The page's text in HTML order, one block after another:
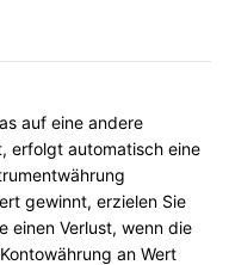
auf eine andere
erfolgt automatisch eine
gewinnt, erzielen Sie
einen Verlust, wenn die
an Wert